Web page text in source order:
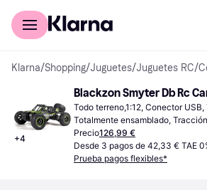
Comprar con Klarna
Klarna/Shopping/Juguetes/Juguetes RC/
+4
Blackzon Smyter Db Rc
Todo terreno,1:12, Conector
Totalmente ensamblado,
(4WD)
Precio126,99 €
Desde 3 pagos de 42,33 € TAE
Prueba pagos flexibles*